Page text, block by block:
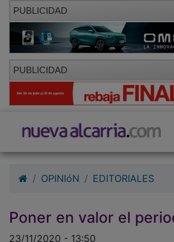
PUBLICIDAD
PUBLICIDAD
Poner en valor el